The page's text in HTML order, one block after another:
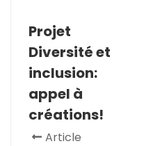
Projet
Diversité et
inclusion:
appel à
créations!
Article